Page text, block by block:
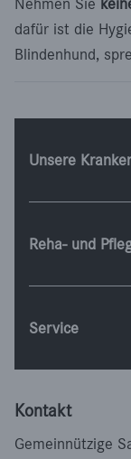
Nehmen Sie
dafür ist die
Blindenhund,
Unsere
Reha- und
Service
Kontakt
Gemeinnützige